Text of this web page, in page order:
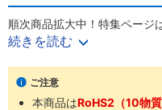
順次商品拡大中！特集ページ
続きを読む
ご注意
本商品はRoHS2（10物